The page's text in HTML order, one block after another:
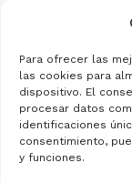
Para ofrecer las
las cookies para
dispositivo. El
procesar datos
identificaciones
consentimiento,
y funciones.
CONTÁCTENOS
Nuestro Correo